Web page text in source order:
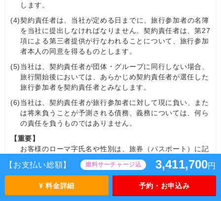
【お支払い総額】 燃料サーチャージ込 3,411,700円
¥ 料金詳細 予約・お申込み
します。
(4)契約責任者は、当社が定める日までに、旅行参加者の名簿
を当社に提出しなければなりません。契約責任者は、第27
項による第三者提供が行なわれることについて、旅行参加
者本人の同意を得るものとします。
(5)当社は、契約責任者が団体・グループに同行しない場合、
旅行開始後においては、あらかじめ契約責任者が選任した
旅行参加者を契約責任者とみなします。
(6)当社は、契約責任者が旅行参加者に対して現に負い、また
は将来負うことが予測される債務、義務については、何ら
の責任を負うものではありません。
【重要】
お客様のローマ字氏名や性別は、旅券（パスポート）に記
載されているとおり旅行申込書（所定の書面・画面を含
む）にご記入ください。誤って記入された場合は、第12項
す。なお、すでに航空券を発行している場合は、別途再発